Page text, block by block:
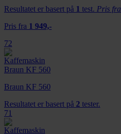
Resultatet er basert på 1 test. Pris fra
Pris fra 1 949,-
72
Braun KF 560
Resultatet er basert på 2 tester.
71